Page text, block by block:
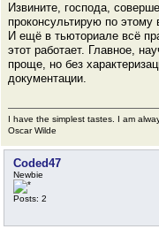
Извините, господа,
проконсультирую по этому
И ещё в тьюториале всё
этот работает. Главное,
проще, но без
документации.
I have the simplest tastes. I am
Oscar Wilde
Coded47
Newbie
Posts: 2